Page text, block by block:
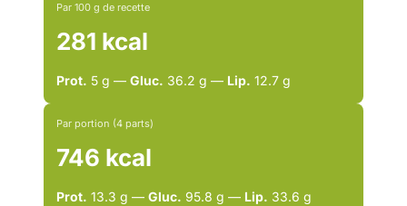
Par 100 g de recette
281 kcal
Prot. 5 g — Gluc. 36.2 g — Lip. 12.7 g
Par portion (4 parts)
746 kcal
Prot. 13.3 g — Gluc. 95.8 g — Lip. 33.6 g